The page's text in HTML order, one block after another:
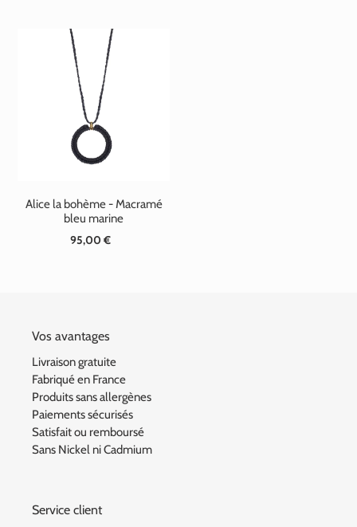
Alice la bohème - Macramé
bleu marine
Prix
95,00 €
Vos avantages
Livraison gratuite
Fabriqué en France
Produits sans allergènes
Paiements sécurisés
Satisfait ou remboursé
Sans Nickel ni Cadmium
Service client